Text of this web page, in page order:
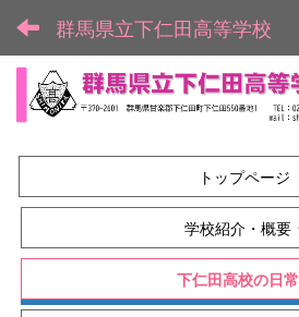
群馬県立下仁田高等学校
トップページ
学校紹介・概要
下仁田高校の日常